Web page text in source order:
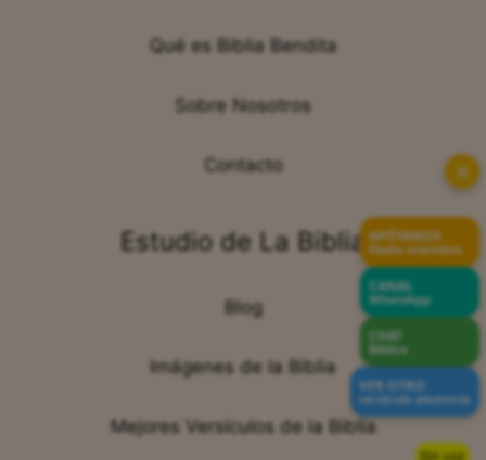
Sin voz
Qué es Biblia Bendita
Sobre Nosotros
Contacto
Estudio de La Biblia
Blog
Imágenes de la Biblia
Mejores Versículos de la Biblia
✕
APÓYANOS
Hazte miembro
CANAL
WhatsApp
CHAT
Bíblico
VER OTRO
versículo aleatorio